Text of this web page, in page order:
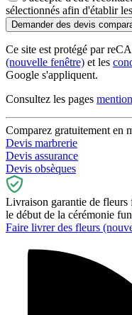
sélectionnés afin d'établir
Ce site est protégé par
(nouvelle fenêtre) et les
Google s'appliquent.
Consultez les pages
Comparez gratuitement en
Devis marbrerie
Devis assurance
Devis obsèques
Livraison garantie de fleurs
le début de la cérémonie
Faire livrer des fleurs